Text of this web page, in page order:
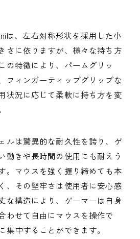
は、左右対称形状を採用した小
さに依りますが、様々な持ち方
の特徴により、パームグリッ
フィンガーティップグリップな
状況に応じて柔軟に持ち方を変
ルは驚異的な耐久性を誇り、ゲ
動きや長時間の使用にも耐えう
。マウスを強く握り締めても本
、その堅牢さは使用者に安心感
な構造により、ゲーマーは自身
わせて自由にマウスを操作で
集中することができます。